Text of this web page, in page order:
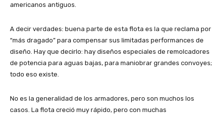
americanos antiguos.
A decir verdades: buena parte de esta flota es la que reclama por
“más dragado” para compensar sus limitadas performances de
diseño. Hay que decirlo: hay diseños especiales de remolcadores
de potencia para aguas bajas, para maniobrar grandes convoyes;
todo eso existe.
No es la generalidad de los armadores, pero son muchos los
casos. La flota creció muy rápido, pero con muchas